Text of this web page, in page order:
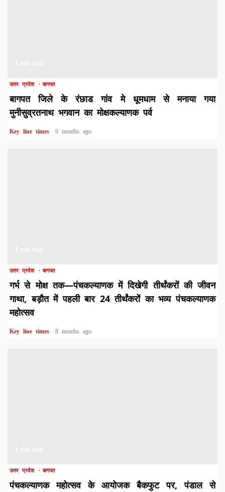
उत्तर प्रदेश बागपत
बागपत जिले के रंछाड गांव मे धूमधाम से मनाया गया
मुनीसुव्रतनाथ भगवान का मोक्षकल्याणक पर्व
Key line times 6 months ago
उत्तर प्रदेश बागपत
गर्भ से मोक्ष तक—पंचकल्याणक में दिखेगी तीर्थंकरों की जीवन
गाथा, बड़ौत में पहली बार 24 तीर्थंकरों का भव्य पंचकल्याणक
महोत्सव
Key line times 8 months ago
उत्तर प्रदेश बागपत
पंचकल्याणक महोत्सव के आयोजक बैकफुट पर, पंडाल से